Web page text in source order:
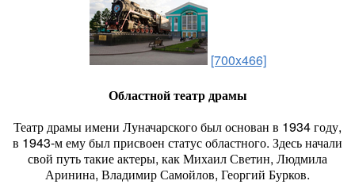
[700x466]
Областной театр драмы
Театр драмы имени Луначарского был основан в 1934 году,
в 1943-м ему был присвоен статус областного. Здесь начали
свой путь такие актеры, как Михаил Светин, Людмила
Аринина, Владимир Самойлов, Георгий Бурков.